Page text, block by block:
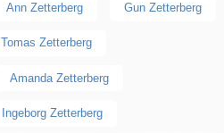
Ann Zetterberg Gun Zetterberg
Tomas Zetterberg
Amanda Zetterberg
Ingeborg Zetterberg